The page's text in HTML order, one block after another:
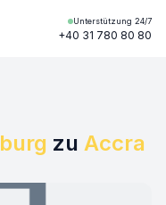
Unterstützung 24/7
+40 31 780 80 80
zu Accra